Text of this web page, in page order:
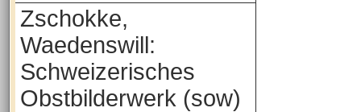
Zschokke,
Waedenswill:
Schweizerisches
Obstbilderwerk (sow)